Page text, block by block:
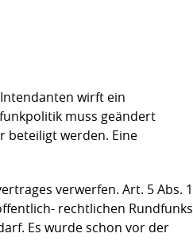
wirft ein
muss geändert
beteiligt werden. Eine
verwerfen. Art. 5 Abs. 1
rechtlichen Rundfunks
Es wurde schon vor der